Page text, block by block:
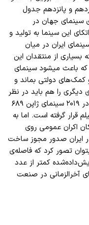
و پانزدهم جدول
سینمای جهان در
این سینما به تولید و
ایران در میان
از منتقدان این
باعث میشود سینمای
کمکهای دولتی بماند و
دیگری را هم باید در نظر
داشت و آن اینکه بر اساس اعلام یونیسف در ۲۰۱۹ سینمای ژاپن ۶۸۹
قرار گرفته است. اما به
اکران عمومی روی
ایران صدور مجوز ساخت
تصور کرد که فاصلهی
دادهشده کمتر از عدد
آخرالزمانی در صنعت